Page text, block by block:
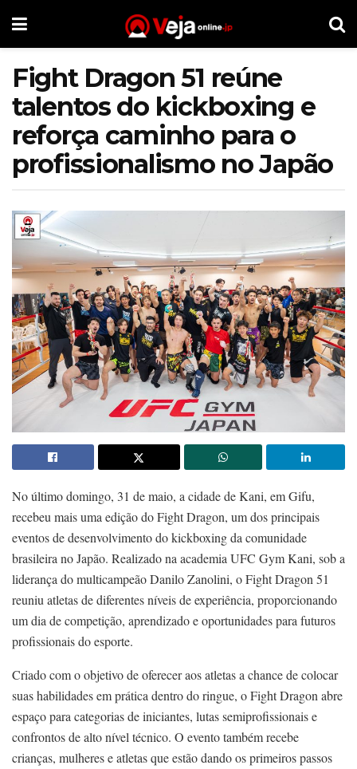
Fight Dragon 51 reúne
talentos do kickboxing e
reforça caminho para o
profissionalismo no Japão
No último domingo, 31 de maio, a cidade de Kani, em Gifu,
recebeu mais uma edição do Fight Dragon, um dos principais
eventos de desenvolvimento do kickboxing da comunidade
brasileira no Japão. Realizado na academia UFC Gym Kani, sob a
liderança do multicampeão Danilo Zanolini, o Fight Dragon 51
reuniu atletas de diferentes níveis de experiência, proporcionando
um dia de competição, aprendizado e oportunidades para futuros
profissionais do esporte.
Criado com o objetivo de oferecer aos atletas a chance de colocar
suas habilidades em prática dentro do ringue, o Fight Dragon abre
espaço para categorias de iniciantes, lutas semiprofissionais e
confrontos de alto nível técnico. O evento também recebe
crianças, mulheres e atletas que estão dando os primeiros passos